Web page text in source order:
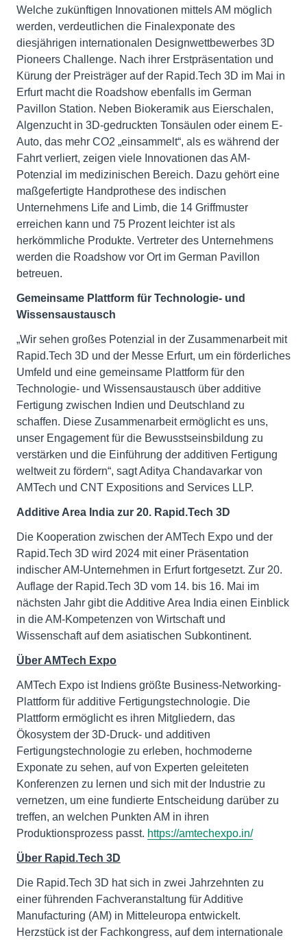
Welche zukünftigen Innovationen mittels AM möglich
werden, verdeutlichen die Finalexponate des
diesjährigen internationalen Designwettbewerbes 3D
Pioneers Challenge. Nach ihrer Erstpräsentation und
Kürung der Preisträger auf der Rapid.Tech 3D im Mai in
Erfurt macht die Roadshow ebenfalls im German
Pavillon Station. Neben Biokeramik aus Eierschalen,
Algenzucht in 3D-gedruckten Tonsäulen oder einem E-
Auto, das mehr CO2 „einsammelt“, als es während der
Fahrt verliert, zeigen viele Innovationen das AM-
Potenzial im medizinischen Bereich. Dazu gehört eine
maßgefertigte Handprothese des indischen
Unternehmens Life and Limb, die 14 Griffmuster
erreichen kann und 75 Prozent leichter ist als
herkömmliche Produkte. Vertreter des Unternehmens
werden die Roadshow vor Ort im German Pavillon
betreuen.
Gemeinsame Plattform für Technologie- und
Wissensaustausch
„Wir sehen großes Potenzial in der Zusammenarbeit mit
Rapid.Tech 3D und der Messe Erfurt, um ein förderliches
Umfeld und eine gemeinsame Plattform für den
Technologie- und Wissensaustausch über additive
Fertigung zwischen Indien und Deutschland zu
schaffen. Diese Zusammenarbeit ermöglicht es uns,
unser Engagement für die Bewusstseinsbildung zu
verstärken und die Einführung der additiven Fertigung
weltweit zu fördern“, sagt Aditya Chandavarkar von
AMTech und CNT Expositions and Services LLP.
Additive Area India zur 20. Rapid.Tech 3D
Die Kooperation zwischen der AMTech Expo und der
Rapid.Tech 3D wird 2024 mit einer Präsentation
indischer AM-Unternehmen in Erfurt fortgesetzt. Zur 20.
Auflage der Rapid.Tech 3D vom 14. bis 16. Mai im
nächsten Jahr gibt die Additive Area India einen Einblick
in die AM-Kompetenzen von Wirtschaft und
Wissenschaft auf dem asiatischen Subkontinent.
Über AMTech Expo
AMTech Expo ist Indiens größte Business-Networking-
Plattform für additive Fertigungstechnologie. Die
Plattform ermöglicht es ihren Mitgliedern, das
Ökosystem der 3D-Druck- und additiven
Fertigungstechnologie zu erleben, hochmoderne
Exponate zu sehen, auf von Experten geleiteten
Konferenzen zu lernen und sich mit der Industrie zu
vernetzen, um eine fundierte Entscheidung darüber zu
treffen, an welchen Punkten AM in ihren
Produktionsprozess passt. https://amtechexpo.in/
Über Rapid.Tech 3D
Die Rapid.Tech 3D hat sich in zwei Jahrzehnten zu
einer führenden Fachveranstaltung für Additive
Manufacturing (AM) in Mitteleuropa entwickelt.
Herzstück ist der Fachkongress, auf dem internationale